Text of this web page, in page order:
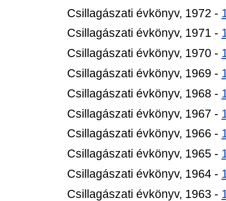
Csillagászati évkönyv, 1972 -
Csillagászati évkönyv, 1971 -
Csillagászati évkönyv, 1970 -
Csillagászati évkönyv, 1969 -
Csillagászati évkönyv, 1968 -
Csillagászati évkönyv, 1967 -
Csillagászati évkönyv, 1966 -
Csillagászati évkönyv, 1965 -
Csillagászati évkönyv, 1964 -
Csillagászati évkönyv, 1963 -